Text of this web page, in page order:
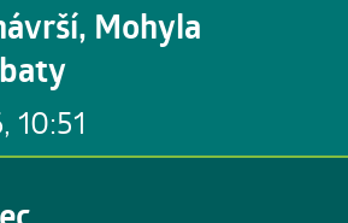
10:51
Mohyla